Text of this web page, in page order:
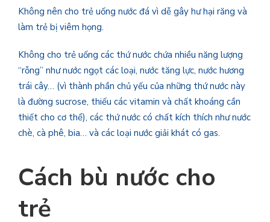
Không nên cho trẻ uống nước đá vì dễ gây hư hại răng và
làm trẻ bị viêm họng.
Không cho trẻ uống các thứ nước chứa nhiều năng lượng
“rỗng” như nước ngọt các loại, nước tăng lực, nước hương
trái cây… (vì thành phần chủ yếu của những thứ nước này
là đường sucrose, thiếu các vitamin và chất khoáng cần
thiết cho cơ thể), các thứ nước có chất kích thích như nước
chè, cà phê, bia… và các loại nước giải khát có gas.
Cách bù nước cho
trẻ